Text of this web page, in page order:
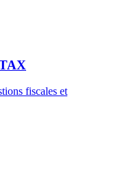
fiscales et